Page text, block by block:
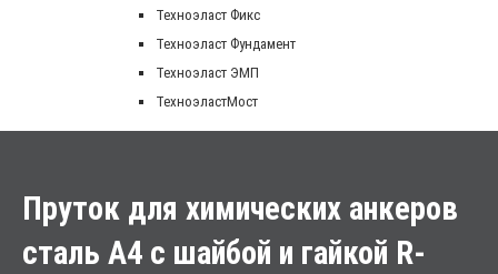
Техноэласт Фикс
Техноэласт Фундамент
Техноэласт ЭМП
ТехноэластМост
Пруток для химических анкеров
сталь А4 с шайбой и гайкой R-